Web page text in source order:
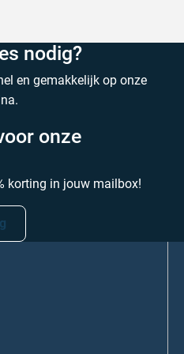
nodig?
en gemakkelijk op onze
onze
korting in jouw mailbox!